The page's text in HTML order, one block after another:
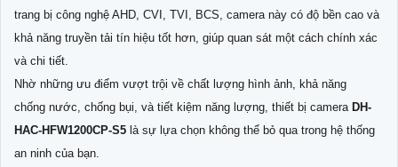
trang bị công nghệ AHD, CVI, TVI, BCS, camera này có độ bền cao và
khả năng truyền tải tín hiệu tốt hơn, giúp quan sát một cách chính xác
và chi tiết.
Nhờ những ưu điểm vượt trội về chất lượng hình ảnh, khả năng
chống nước, chống bụi, và tiết kiệm năng lượng, thiết bị camera DH-
HAC-HFW1200CP-S5 là sự lựa chọn không thể bỏ qua trong hệ thống
an ninh của bạn.